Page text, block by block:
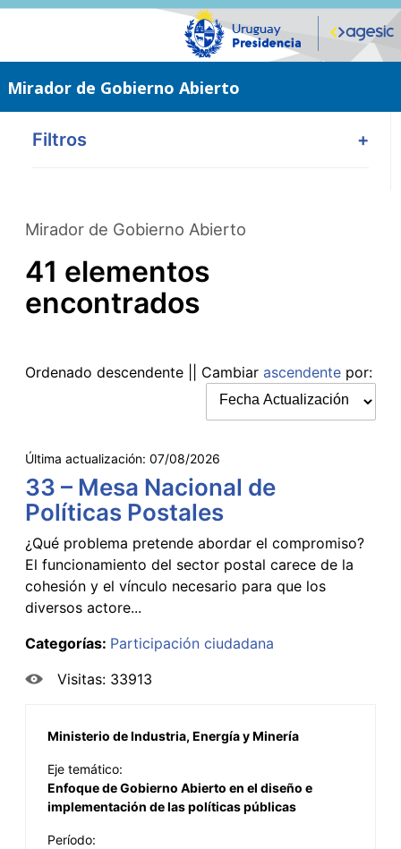
Saltar
Mirador de Gobierno Abierto
Filtros +
Mirador de Gobierno Abierto
41 elementos
encontrados
Ordenado descendente || Cambiar ascendente por:
Última actualización: 07/08/2026
33 – Mesa Nacional de
Políticas Postales
¿Qué problema pretende abordar el compromiso?
El funcionamiento del sector postal carece de la
cohesión y el vínculo necesario para que los
diversos actore...
Categorías: Participación ciudadana
Visitas: 33913
Ministerio de Industria, Energía y Minería
Eje temático:
Enfoque de Gobierno Abierto en el diseño e
implementación de las políticas públicas
Período: